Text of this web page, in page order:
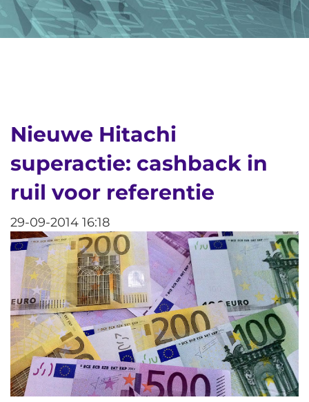
Nieuwe Hitachi
superactie: cashback in
ruil voor referentie
29-09-2014 16:18